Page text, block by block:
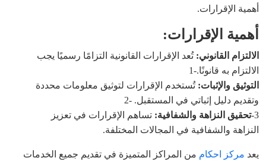
أهمية الإقرارات.
أهمية الإقرارات:
الالتزام القانوني:تُعد الإقرارات القانونية التزامًا رسميًا يجب
الالتزام به قانونًا.-1
التوثيق والإثبات: تُستخدم الإقرارات لتوثيق معلومات محددة
وتقديم دليل إثباتي في المستقبل. -2
3- تحقيق النزاهة والشفافية: تساهم الإقرارات في تعزيز
النزاهة والشفافية في المجالات المختلفة.
يعد مركز احكام من المراكز المتميزة في تقديم جميع الخدمات